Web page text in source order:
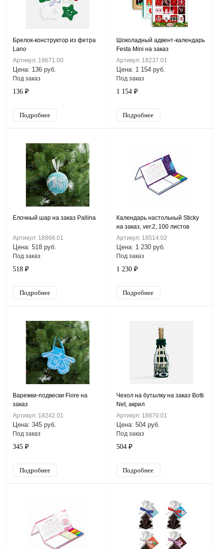
Брелок-конструктор из фетра
Lano
Артикул: 19671.00
Цена: 136 руб.
Под заказ
136 ₽
Подробнее
Шоколадный адвент-календарь
Festa Mini на заказ
Артикул: 18237.01
Цена: 1 154 руб.
Под заказ
1 154 ₽
Подробнее
Елочный шар на заказ Pallina
Артикул: 18866.01
Цена: 518 руб.
Под заказ
518 ₽
Подробнее
Календарь настольный Sticky
на заказ, ver.2, 100 листов
Артикул: 18514.02
Цена: 1 230 руб.
Под заказ
1 230 ₽
Подробнее
Варежки-подвески Fiore на
заказ
Артикул: 18242.01
Цена: 345 руб.
Под заказ
345 ₽
Подробнее
Чехол на бутылку на заказ Botti
Net, акрил
Артикул: 18870.01
Цена: 504 руб.
Под заказ
504 ₽
Подробнее